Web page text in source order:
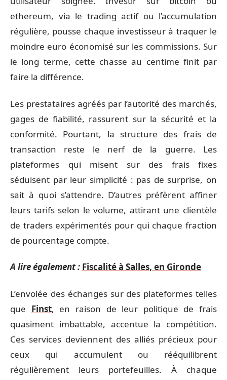
ethereum, via le trading actif ou l’accumulation
régulière, pousse chaque investisseur à traquer le
moindre euro économisé sur les commissions. Sur
le long terme, cette chasse au centime finit par
faire la différence.
Les prestataires agréés par l’autorité des marchés,
gages de fiabilité, rassurent sur la sécurité et la
conformité. Pourtant, la structure des frais de
transaction reste le nerf de la guerre. Les
plateformes qui misent sur des frais fixes
séduisent par leur simplicité : pas de surprise, on
sait à quoi s’attendre. D’autres préfèrent affiner
leurs tarifs selon le volume, attirant une clientèle
de traders expérimentés pour qui chaque fraction
de pourcentage compte.
A lire également : Fiscalité à Salles, en Gironde
L’envolée des échanges sur des plateformes telles
que Finst, en raison de leur politique de frais
quasiment imbattable, accentue la compétition.
Ces services deviennent des alliés précieux pour
ceux qui accumulent ou rééquilibrent
régulièrement leurs portefeuilles. À chaque